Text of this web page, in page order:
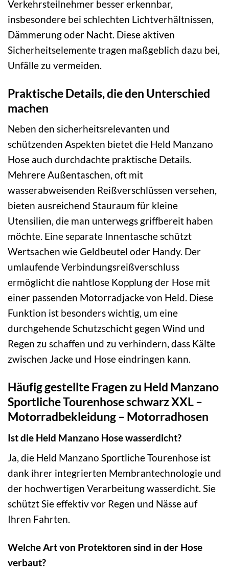
Verkehrsteilnehmer besser erkennbar,
insbesondere bei schlechten Lichtverhältnissen,
Dämmerung oder Nacht. Diese aktiven
Sicherheitselemente tragen maßgeblich dazu bei,
Unfälle zu vermeiden.
Praktische Details, die den Unterschied
machen
Neben den sicherheitsrelevanten und
schützenden Aspekten bietet die Held Manzano
Hose auch durchdachte praktische Details.
Mehrere Außentaschen, oft mit
wasserabweisenden Reißverschlüssen versehen,
bieten ausreichend Stauraum für kleine
Utensilien, die man unterwegs griffbereit haben
möchte. Eine separate Innentasche schützt
Wertsachen wie Geldbeutel oder Handy. Der
umlaufende Verbindungsreißverschluss
ermöglicht die nahtlose Kopplung der Hose mit
einer passenden Motorradjacke von Held. Diese
Funktion ist besonders wichtig, um eine
durchgehende Schutzschicht gegen Wind und
Regen zu schaffen und zu verhindern, dass Kälte
zwischen Jacke und Hose eindringen kann.
Häufig gestellte Fragen zu Held Manzano
Sportliche Tourenhose schwarz XXL –
Motorradbekleidung – Motorradhosen
Ist die Held Manzano Hose wasserdicht?
Ja, die Held Manzano Sportliche Tourenhose ist
dank ihrer integrierten Membrantechnologie und
der hochwertigen Verarbeitung wasserdicht. Sie
schützt Sie effektiv vor Regen und Nässe auf
Ihren Fahrten.
Welche Art von Protektoren sind in der Hose
verbaut?